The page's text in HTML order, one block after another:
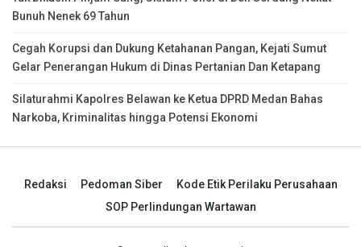
Bunuh Nenek 69 Tahun
Cegah Korupsi dan Dukung Ketahanan Pangan, Kejati Sumut
Gelar Penerangan Hukum di Dinas Pertanian Dan Ketapang
Silaturahmi Kapolres Belawan ke Ketua DPRD Medan Bahas
Narkoba, Kriminalitas hingga Potensi Ekonomi
Redaksi Pedoman Siber
Kode Etik Perilaku Perusahaan
SOP Perlindungan Wartawan